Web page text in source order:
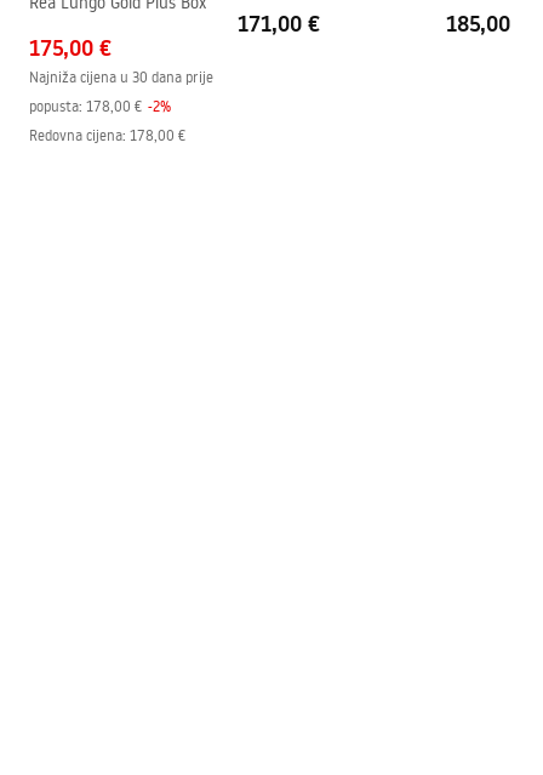
175,00 €
Najniža cijena u 30 dana prije
popusta: 178,00 € -2%
Redovna cijena: 178,00 €
171,00 € 185,00 €